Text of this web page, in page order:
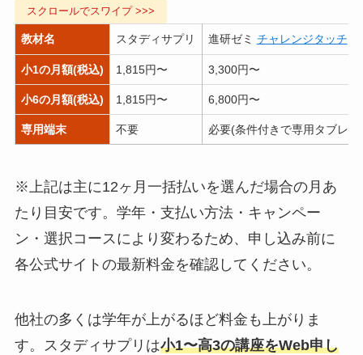
教材名
小1の月額(税込)
小6の月額(税込)
専用端末
スタディサプリ
1,815円〜
1,815円〜
不要
進研ゼミ チャレンジタッチ
3,300円〜
6,800円〜
必要(条件付きで専用タブレッ
※上記は主に12ヶ月一括払いを選んだ場合の月あ
たり目安です。学年・支払い方法・キャンペー
ン・選択コースにより変わるため、申し込み前に
各公式サイトの最新料金を確認してください。
他社の多くは学年が上がるほど料金も上がりま
す。スタディサプリは小1〜高3の講座をWeb申し